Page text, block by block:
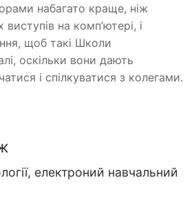
набагато краще, ніж
на комп’ютері, і
щоб такі Школи
оскільки вони дають
і спілкуватися з колегами.
електроний навчальний